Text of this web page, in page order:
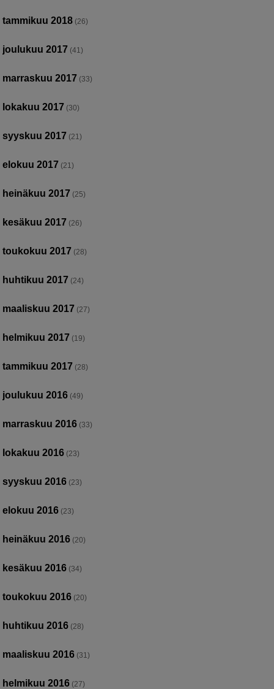
tammikuu 2018 (26)
joulukuu 2017 (41)
marraskuu 2017 (33)
lokakuu 2017 (30)
syyskuu 2017 (21)
elokuu 2017 (21)
heinäkuu 2017 (25)
kesäkuu 2017 (26)
toukokuu 2017 (28)
huhtikuu 2017 (24)
maaliskuu 2017 (27)
helmikuu 2017 (19)
tammikuu 2017 (28)
joulukuu 2016 (49)
marraskuu 2016 (33)
lokakuu 2016 (23)
syyskuu 2016 (23)
elokuu 2016 (23)
heinäkuu 2016 (20)
kesäkuu 2016 (34)
toukokuu 2016 (20)
huhtikuu 2016 (28)
maaliskuu 2016 (31)
helmikuu 2016 (27)